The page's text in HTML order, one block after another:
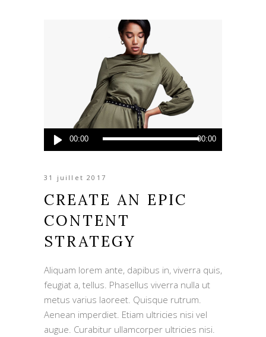
Lecteur
audio
00:00 00:00
31 juillet 2017
CREATE AN EPIC
CONTENT
STRATEGY
Aliquam lorem ante, dapibus in, viverra quis,
feugiat a, tellus. Phasellus viverra nulla ut
metus varius laoreet. Quisque rutrum.
Aenean imperdiet. Etiam ultricies nisi vel
augue. Curabitur ullamcorper ultricies nisi.